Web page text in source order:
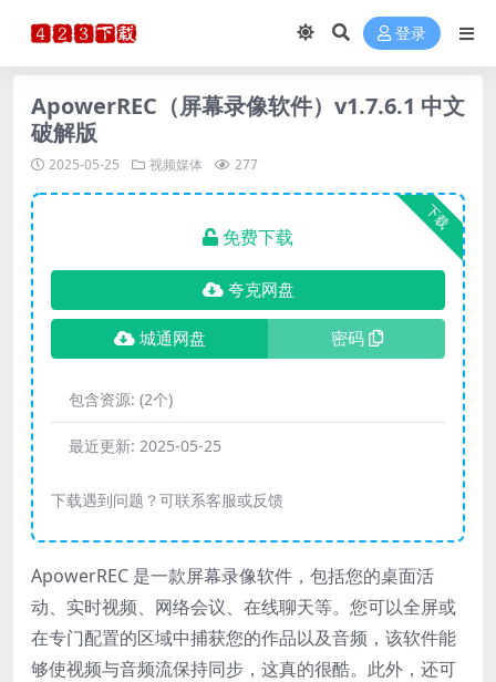
登录
ApowerREC（屏幕录像软件）v1.7.6.1 中文
破解版
2025-05-25 视频媒体 277
下载
免费下载
夸克网盘
城通网盘 密码
包含资源: (2个)
最近更新: 2025-05-25
下载遇到问题？可联系客服或反馈
ApowerREC 是一款屏幕录像软件，包括您的桌面活
动、实时视频、网络会议、在线聊天等。您可以全屏或
在专门配置的区域中捕获您的作品以及音频，该软件能
够使视频与音频流保持同步，这真的很酷。此外，还可